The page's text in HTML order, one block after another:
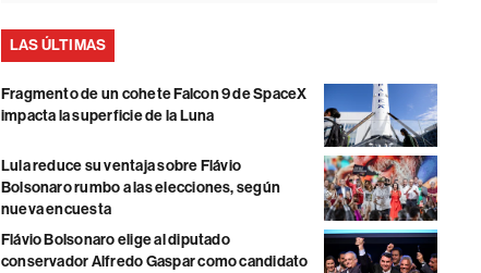
LAS ÚLTIMAS
Fragmento de un cohete Falcon 9 de SpaceX
impacta la superficie de la Luna
Lula reduce su ventaja sobre Flávio
Bolsonaro rumbo a las elecciones, según
nueva encuesta
Flávio Bolsonaro elige al diputado
conservador Alfredo Gaspar como candidato